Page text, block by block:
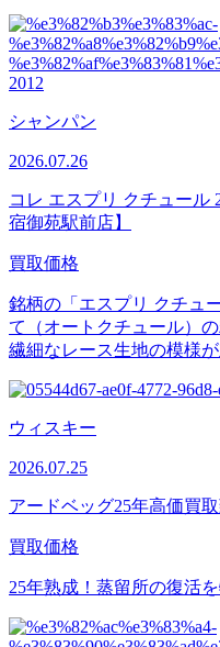
シャンパン
2026.07.26
コレ エスプリ クチュール
宿御苑駅前店】
買取価格
銘柄の「エスプリ クチュ
て（オートクチュール）
繊細なレース生地の模様
ウィスキー
2026.07.25
アードベッグ25年高価買
買取価格
25年熟成！蒸留所の復活